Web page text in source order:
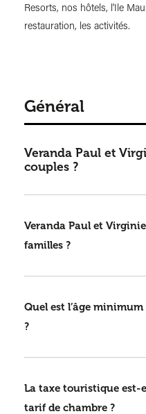
Resorts, nos hôtels, l'Ile
restauration, les activités.
Général
Veranda Paul et
couples ?
Veranda Paul et
familles ?
Quel est l’âge
?
La taxe touristique est-
tarif de chambre ?